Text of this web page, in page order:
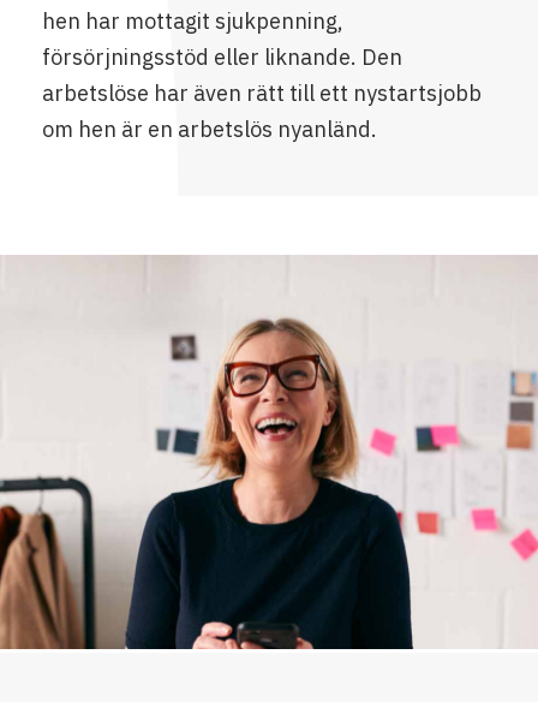
hen har mottagit sjukpenning,
försörjningsstöd eller liknande. Den
arbetslöse har även rätt till ett nystartsjobb
om hen är en arbetslös nyanländ.